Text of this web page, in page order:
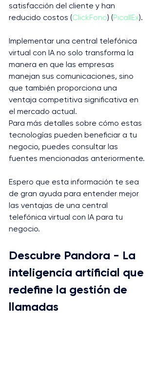
satisfacción del cliente y han
reducido costos​ (ClickFono)​​ (PicallEx)​.
Implementar una central telefónica
virtual con IA no solo transforma la
manera en que las empresas
manejan sus comunicaciones, sino
que también proporciona una
ventaja competitiva significativa en
el mercado actual.
Para más detalles sobre cómo estas
tecnologías pueden beneficiar a tu
negocio, puedes consultar las
fuentes mencionadas anteriormente.
Espero que esta información te sea
de gran ayuda para entender mejor
las ventajas de una central
telefónica virtual con IA para tu
negocio.
Descubre Pandora - La
inteligencia artificial que
redefine la gestión de
llamadas